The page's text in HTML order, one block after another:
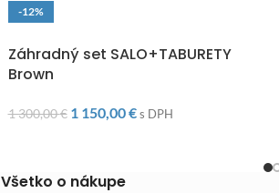
-12%
Záhradný set SALO+TABURETY
Brown
1 300,00€ 1 150,00€ s DPH
Všetko o nákupe